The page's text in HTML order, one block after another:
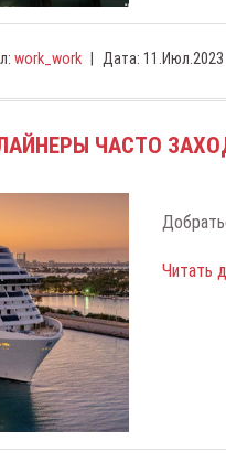
work_work Дата: 11.Июл.2023
ЧАСТО
Читать